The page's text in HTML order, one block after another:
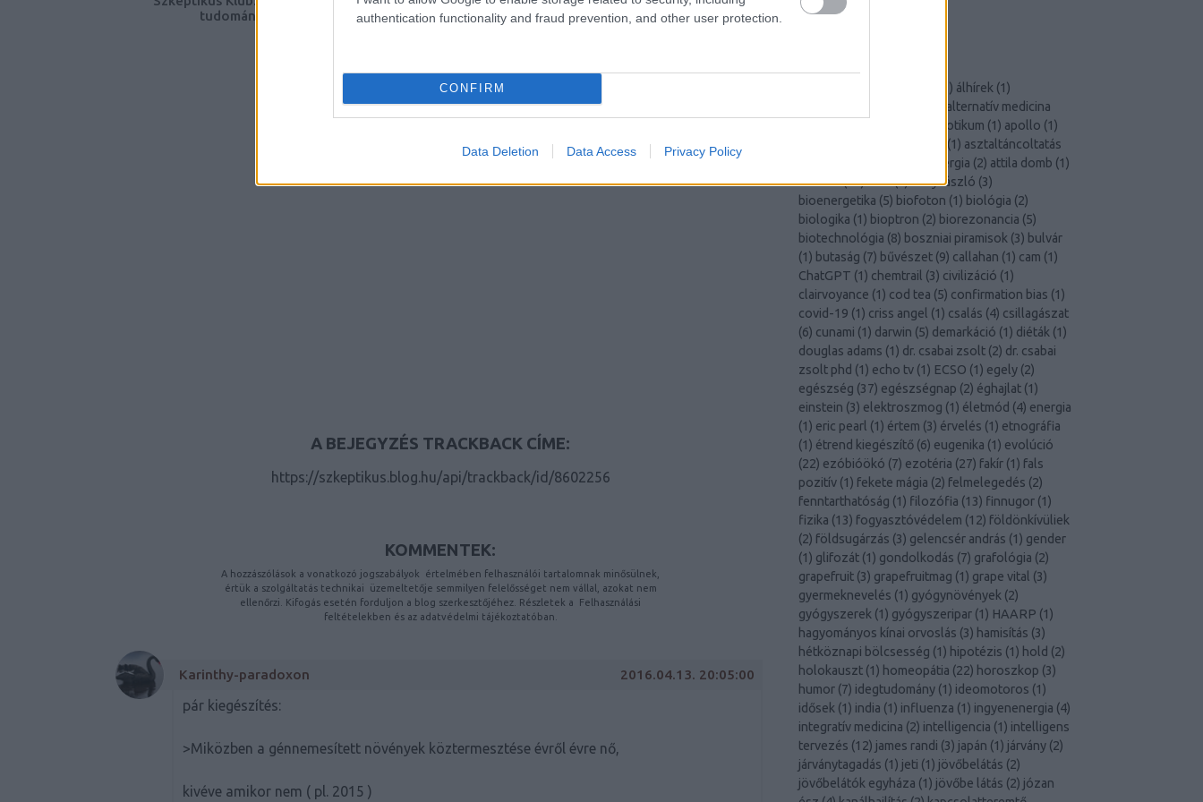
authentication functionality and fraud prevention, and other user protection.
CONFIRM
Data Deletion Data Access Privacy Policy
tudomány?
A BEJEGYZÉS TRACKBACK CÍME:
https://szkeptikus.blog.hu/api/trackback/id/8602256
KOMMENTEK:
A hozzászólások a vonatkozó jogszabályok értelmében felhasználói tartalomnak minősülnek,
értük a szolgáltatás technikai üzemeltetője semmilyen felelősséget nem vállal, azokat nem
ellenőrzi. Kifogás esetén forduljon a blog szerkesztőjéhez. Részletek a Felhasználási
feltételekben és az adatvédelmi tájékoztatóban
Karinthy-paradoxon 2016.04.13. 20:05:00
pár kiegészítés:
>Miközben a génnemesített növények köztermesztése évről évre nő,
kivéve amikor nem ( pl. 2015 )
Szkeptikus Társaság
) álhírek (1)
alternatív medicina
antibiotikum (1) apollo (1)
(1) asztaltáncoltatás
atomenergia (2) attila domb (1)
átverés(14)aura(2)béky lászló (3)
bioenergetika (5) biofoton (1) biológia (2)
biologika (1) bioptron (2) biorezonancia (5)
biotechnológia (8) boszniai piramisok (3) bulvár
(1) butaság (7) bűvészet (9) callahan (1) cam (1)
ChatGPT (1) chemtrail (3) civilizáció (1)
clairvoyance (1) cod tea (5) confirmation bias (1)
covid-19 (1) criss angel (1) csalás (4) csillagászat
(6) cunami (1) darwin (5) demarkáció (1) diéták (1)
douglas adams (1) dr. csabai zsolt (2) dr. csabai
zsolt phd (1) echo tv (1) ECSO (1) egely (2)
egészség (37) egészségnap (2) éghajlat (1)
einstein (3) elektroszmog (1) életmód (4) energia
(1) eric pearl (1) értem (3) érvelés (1) etnográfia
(1) étrend kiegészítő (6) eugenika (1) evolúció
(22) ezóbióökó (7) ezotéria (27) fakír (1) fals
pozitív (1) fekete mágia (2) felmelegedés (2)
fenntarthatóság (1) filozófia (13) finnugor (1)
fizika (13) fogyasztóvédelem (12) földönkívüliek
(2) földsugárzás (3) gelencsér andrás (1) gender
(1) glifozát (1) gondolkodás (7) grafológia (2)
grapefruit (3) grapefruitmag (1) grape vital (3)
gyermeknevelés (1) gyógynövények (2)
gyógyszerek (1) gyógyszeripar (1) HAARP (1)
hagyományos kínai orvoslás (3) hamisítás (3)
hétköznapi bölcsesség (1) hipotézis (1) hold (2)
holokauszt (1) homeopátia (22) horoszkop (3)
humor (7) idegtudomány (1) ideomotoros (1)
idősek (1) india (1) influenza (1) ingyenenergia (4)
integratív medicina (2) intelligencia (1) intelligens
tervezés (12) james randi (3) japán (1) járvány (2)
járványtagadás (1) jeti (1) jövőbelátás (2)
jövőbelátók egyháza (1) jövőbe látás (2) józan